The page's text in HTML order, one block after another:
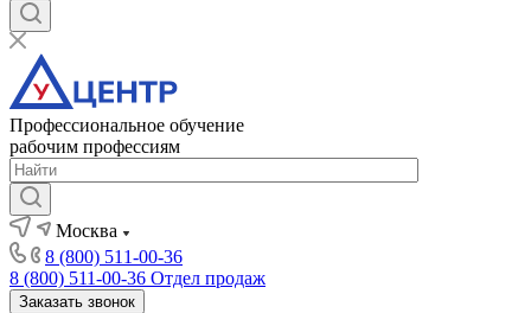
Профессиональное обучение
рабочим профессиям
Москва
8 (800) 511-00-36
8 (800) 511-00-36 Отдел продаж
Заказать звонок